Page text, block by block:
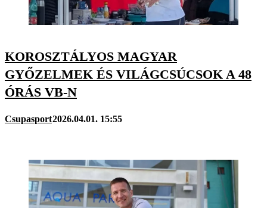
KOROSZTÁLYOS MAGYAR
GYŐZELMEK ÉS VILÁGCSÚCSOK A 48
ÓRÁS VB-N
Csupasport2026.04.01. 15:55